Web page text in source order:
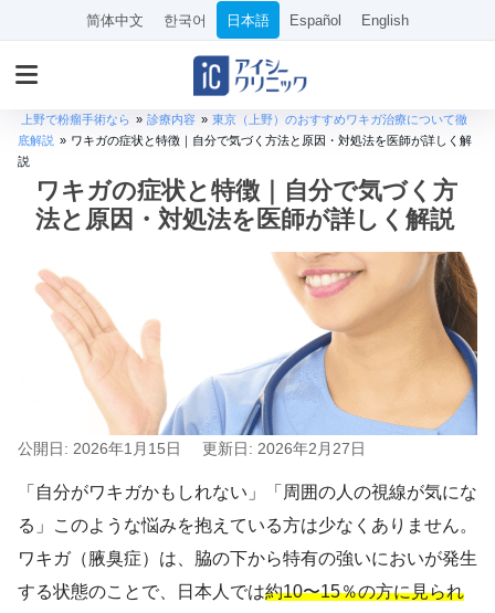
简体中文 한국어 日本語 Español English
上野で粉瘤手術なら » 診療内容 » 東京（上野）のおすすめワキガ治療について徹
底解説 » ワキガの症状と特徴｜自分で気づく方法と原因・対処法を医師が詳しく解
説
ワキガの症状と特徴｜自分で気づく方
法と原因・対処法を医師が詳しく解説
公開日: 2026年1月15日 更新日: 2026年2月27日
「自分がワキガかもしれない」「周囲の人の視線が気にな
る」このような悩みを抱えている方は少なくありません。
ワキガ（腋臭症）は、脇の下から特有の強いにおいが発生
する状態のことで、日本人では約10〜15％の方に見られ